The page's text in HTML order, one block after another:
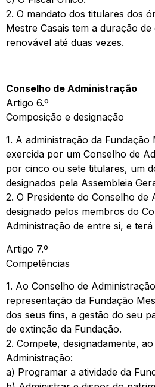
2. O mandato dos titulares dos
Mestre Casais tem a duração
renovável até duas vezes.
Conselho de Administração
Artigo 6.º
Composição e designação
1. A administração da Fundação
exercida por um Conselho de
por cinco ou sete titulares, um
designados pela Assembleia
2. O Presidente do Conselho de
designado pelos membros do
Administração de entre si, e
Artigo 7.º
Competências
1. Ao Conselho de
representação da Fundação
dos seus fins, a gestão do seu
de extinção da Fundação.
2. Compete, designadamente,
Administração:
a) Programar a atividade da